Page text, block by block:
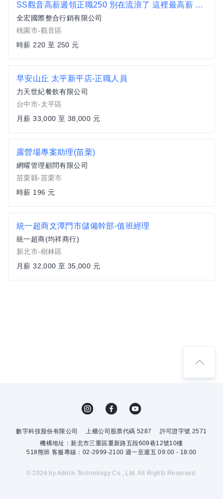
SS觀音高薪週領正職250 別在流浪了 這裡最高薪 知名韓商大廠
全宏國際整合行銷有限公司
桃園市-觀音區
時薪 220 至 250 元
早安山丘 太平新平店-正職人員
力天世紀餐飲有限公司
台中市-太平區
月薪 33,000 至 38,000 元
露營場專案助理(苗栗)
網曜管理顧問有限公司
苗栗縣-苗栗市
時薪 196 元
統一超商文潭門市儲備幹部-值班經理
統一超商(均祥商行)
新北市-樹林區
月薪 32,000 至 35,000 元
數字科技股份有限公司 上櫃公司股票代碼 5287
許可證字號 2571
機構地址：新北市三重區重新路五段609巷12號10樓
518熊班 客服專線：02-2999-2100 週一至週五 09:00 - 18:00
© 2026 by Addcn Technology Co., Ltd. All Rights Reserved.